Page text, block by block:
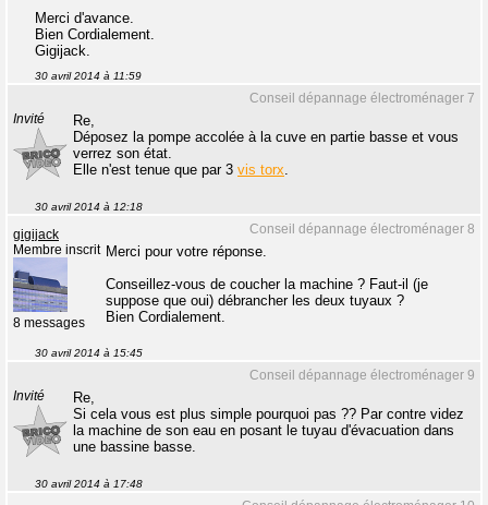
Merci d'avance.
Bien Cordialement.
Gigijack.
30 avril 2014 à 11:59
Conseil dépannage électroménager 7
Invité
Re,
Déposez la pompe accolée à la cuve en partie basse et vous
verrez son état.
Elle n'est tenue que par 3 vis torx.
30 avril 2014 à 12:18
Conseil dépannage électroménager 8
gigijack
Membre inscrit
8 messages
Merci pour votre réponse.
Conseillez-vous de coucher la machine ? Faut-il (je
suppose que oui) débrancher les deux tuyaux ?
Bien Cordialement.
30 avril 2014 à 15:45
Conseil dépannage électroménager 9
Invité
Re,
Si cela vous est plus simple pourquoi pas ?? Par contre videz
la machine de son eau en posant le tuyau d'évacuation dans
une bassine basse.
30 avril 2014 à 17:48